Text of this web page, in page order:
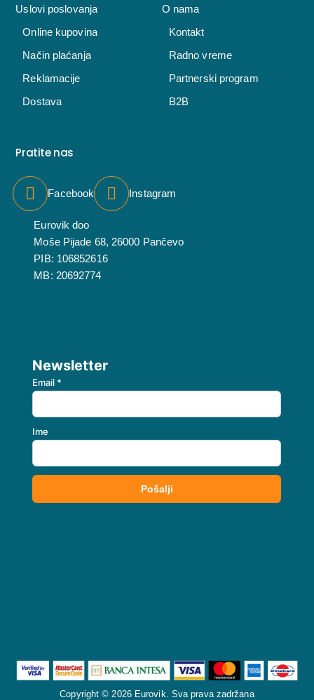
Uslovi poslovanja
Online kupovina
Način plaćanja
Reklamacije
Dostava
O nama
Kontakt
Radno vreme
Partnerski program
B2B
Pratite nas
Facebook Instagram
Eurovik doo
Moše Pijade 68, 26000 Pančevo
PIB: 106852616
MB: 20692774
Copyright © 2026 Eurovik. Sva prava zadržana